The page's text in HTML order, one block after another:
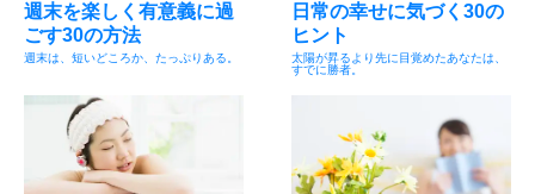
週末を楽しく有意義に過
ごす30の方法
週末は、短いどころか、たっぷりある。
日常の幸せに気づく30の
ヒント
太陽が昇るより先に目覚めたあなたは、
すでに勝者。